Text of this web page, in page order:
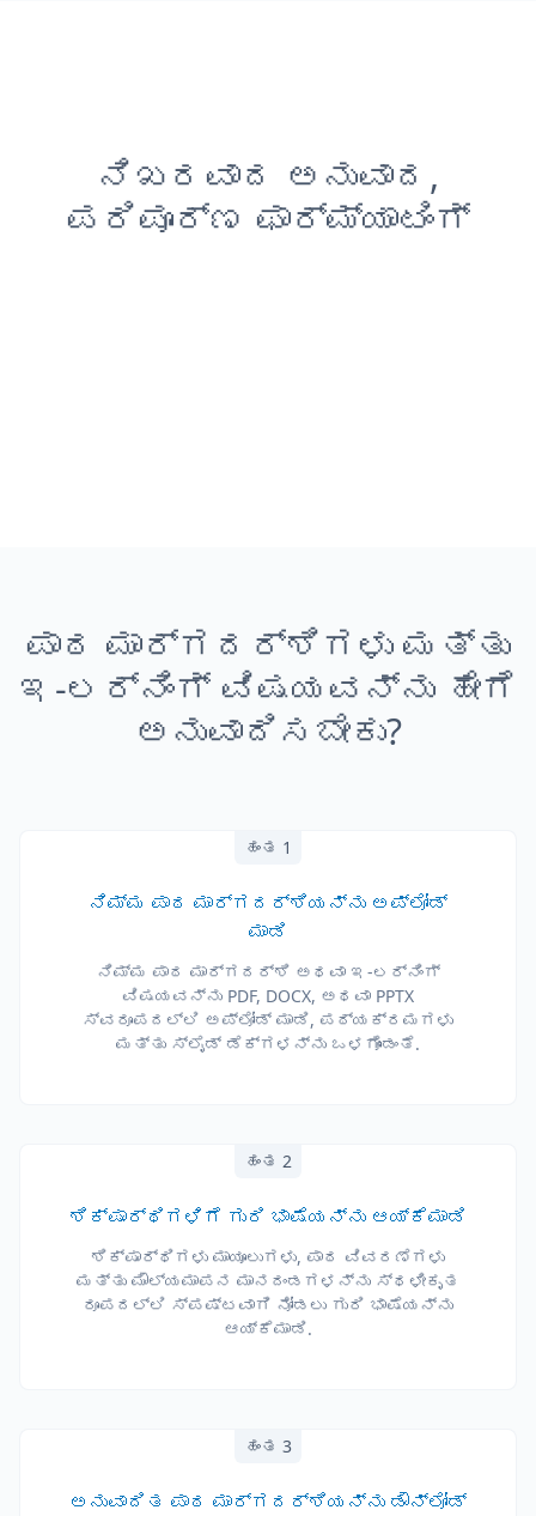
ನಿಖರವಾದ ಅನುವಾದ,
ಪರಿಪೂರ್ಣ ಫಾರ್ಮ್ಯಾಟಿಂಗ್
ಪಾಠ ಮಾರ್ಗದರ್ಶಿಗಳು ಮತ್ತು
ಇ-ಲರ್ನಿಂಗ್ ವಿಷಯವನ್ನು ಹೇಗೆ
ಅನುವಾದಿಸಬೇಕು?
ಹಂತ 1
ನಿಮ್ಮ ಪಾಠ ಮಾರ್ಗದರ್ಶಿಯನ್ನು ಅಪ್‌ಲೋಡ್
ಮಾಡಿ
ನಿಮ್ಮ ಪಾಠ ಮಾರ್ಗದರ್ಶಿ ಅಥವಾ ಇ-ಲರ್ನಿಂಗ್
ವಿಷಯವನ್ನು PDF, DOCX, ಅಥವಾ PPTX
ಸ್ವರೂಪದಲ್ಲಿ ಅಪ್‌ಲೋಡ್ ಮಾಡಿ, ಪಠ್ಯಕ್ರಮಗಳು
ಮತ್ತು ಸ್ಲೈಡ್ ಡೆಕ್‌ಗಳನ್ನು ಒಳಗೊಂಡಂತೆ.
ಹಂತ 2
ಶಿಕ್ಷಾರ್ಥಿಗಳಿಗೆ ಗುರಿ ಭಾಷೆಯನ್ನು ಆಯ್ಕೆಮಾಡಿ
ಶಿಕ್ಷಾರ್ಥಿಗಳು ಮಾಯೂಲುಗಳು, ಪಾಠ ವಿವರಣೆಗಳು
ಮತ್ತು ಮೌಲ್ಯಮಾಪನ ಮಾನದಂಡಗಳನ್ನು ಸ್ಥಳೀಕೃತ
ರೂಪದಲ್ಲಿ ಸ್ಪಷ್ಟವಾಗಿ ನೋಡಲು ಗುರಿ ಭಾಷೆಯನ್ನು
ಆಯ್ಕೆಮಾಡಿ.
ಹಂತ 3
ಅನುವಾದಿತ ಪಾಠ ಮಾರ್ಗದರ್ಶಿಯನ್ನು ಡೌನ್‌ಲೋಡ್